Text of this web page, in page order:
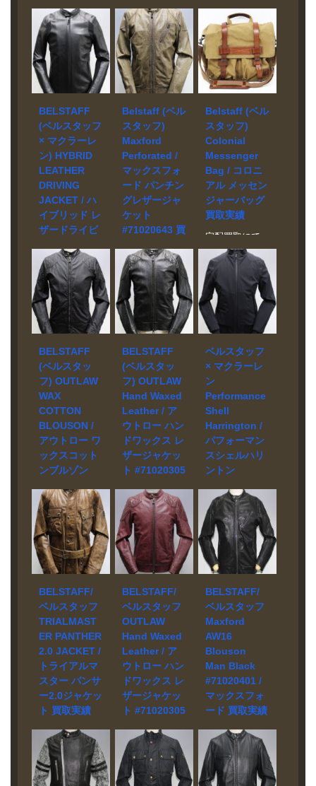
BELSTAFF
(ベルスタッフ
× マクラーレ
ン) HYBRID
LEATHER
DRIVING
JACKET / ハ
イブリッド レ
ザードライビ
ト 買取実績
宅配買取にて
お売り頂きま
した。 ブラン
ド BELSTAFF
モデル Hybrid
Leather Driving
Jacket 買取相
場 お問い合わ
せください。
状態 美品 しな
やかなブラッ
クのラムスキ
ンで仕立て
た、モダンな
カフェレーサ
メンズレザー
ジャケット。
体温調節を考
え工学的な観
点であしらわ
れたパーフォ
レーション、
脇下は汗を発
散させるため
のパンチング
心地に。サイ
ドポケットと
フロントジッ
プには防水性
を備えたジッ
運転時に関節
の動きを邪魔
しない袖の構
造に加え、左
Belstaff (ベル
スタッフ)
Maxford
Perforated /
マックスフォ
ード パンチン
グレザージャ
ケット
#71020643 買
宅配買取にて
お売り頂きま
した。 ブラン
ド Belstaff モ
デル Maxford
Perforated
#71020643 買
取相場 お問い
合わせくださ
い。 状態 美品
マテリアルに
ハンドワック
ス加工を施し
た上質なパン
チングカーフ
レザーを使用
タイプのレザ
ージャケッ
ト。 肘とショ
ルダーにパネ
ル、左袖にレ
ザーロゴを施
した一着で
す。
Belstaff (ベル
スタッフ)
Colonial
Messenger
Bag / コロニ
アル メッセン
ジャーバッグ
買取実績
宅配買取にて
お売り頂きま
した。 ブラン
ド Belstaff モ
デル Colonial
Messenger
Bag 買取相場
お問い合わせ
態 美品 ベルス
タッフの
Colonial
Messenger
Bag / コロニア
ル メッセンジ
ャーバッグを
売るなら買取
実績No1のバイ
ヤーズボック
スにおまかせ
ください。宅
配買取は査定
から送料まで
完全無料。札
幌市内の店頭
でも買取受付
BELSTAFF
(ベルスタッ
フ) OUTLAW
WAX
COTTON
BLOUSON /
アウトロー ワ
ックスコット
ンブルゾン
取実績
宅配買取にて
お売り頂きま
した。 ブラン
ド BELSTAFF
モデル
OUTLAW WAX
COTTON
取相場 お問い
合わせくださ
い。 状態 美品
映画「アウト
ロー
（Outlaw）」
ッド・ベッカ
ムのメインコ
スチュームと
して登場する
BELSTAFF
(ベルスタッ
フ) OUTLAW
Hand Waxed
Leather / ア
ウトロー ハン
ドワックス レ
ザージャケッ
ト #71020305
宅配買取にて
お売り頂きま
した。 ブラン
ド BELSTAFF
モデル
OUTLAW Hand
Waxed Leather
Blouson
#71020305 買
取相場 お問い
合わせくださ
い。 状態 美品
映画「アウト
ロー
（Outlaw）」
で、デイヴィ
ムのメインコ
スチュームと
して登場する
人気モデルで
ベルスタッフ
× マクラーレ
ン
Performance
Shell
Harrington /
パフォーマン
スシェルハリ
ントン
取実績
宅配買取にて
お売り頂きま
した。 ブラン
ド BELSTAFF
/ MCLAREN
モデル
Performance
取相場 お問い
合わせくださ
い。 状態 美品
クラシカルな
ハリントン
に、ヒートシ
ームを施した
耐候性3層スト
レッチナイロ
ンを落とし込
BELSTAFF/
ベルスタッフ
TRIALMAST
ER PANTHER
2.0 JACKET /
トライアルマ
スター パンサ
ー2.0ジャケッ
ト 買取実績
宅配買取にて
お売り頂きま
した。 ブラン
ド BELSTAFF
BELSTAFF/
ベルスタッフ
OUTLAW
Hand Waxed
Leather / ア
ウトロー ハン
ドワックス レ
ザージャケッ
ト #71020305
宅配買取にて
お売り頂きま
した。 ブラン
BELSTAFF/
ベルスタッフ
Maxford
AW16
Blouson
Man Black
#71020401 /
マックスフォ
ード 買取実績
宅配買取にて
お売り頂きま
した。 ブラン
ド BELSTAFF